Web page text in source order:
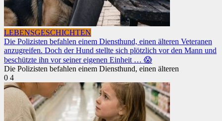
LEBENSGESCHICHTEN
Die Polizisten befahlen einem Diensthund, einen älteren Veteranen
anzugreifen. Doch der Hund stellte sich plötzlich vor den Mann und
beschützte ihn vor seiner eigenen Einheit … 😱
Die Polizisten befahlen einem Diensthund, einen älteren
0 4